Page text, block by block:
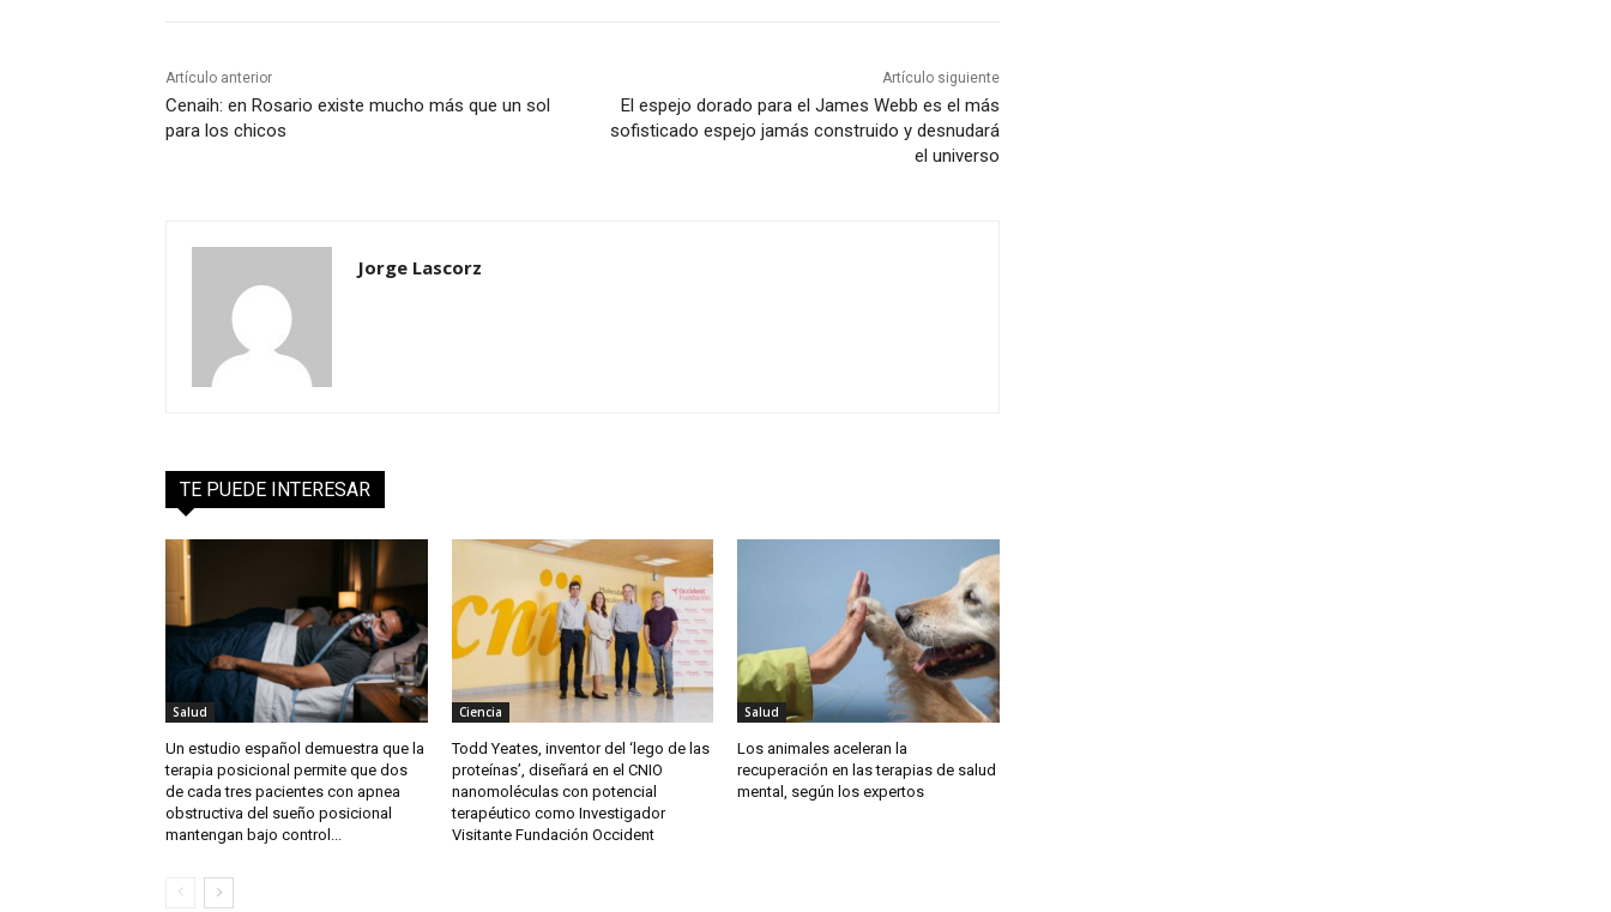
Artículo anterior
Cenaih: en Rosario existe mucho más que un sol
para los chicos
Artículo siguiente
El espejo dorado para el James Webb es el más
sofisticado espejo jamás construido y desnudará
el universo
Jorge Lascorz
TE PUEDE INTERESAR
Salud
Un estudio español demuestra que la
terapia posicional permite que dos
de cada tres pacientes con apnea
obstructiva del sueño posicional
mantengan bajo control...
Ciencia
Todd Yeates, inventor del ‘lego de las
proteínas’, diseñará en el CNIO
nanomoléculas con potencial
terapéutico como Investigador
Visitante Fundación Occident
Salud
Los animales aceleran la
recuperación en las terapias de salud
mental, según los expertos